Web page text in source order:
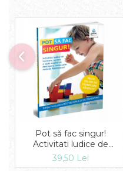
Pot să fac singur!
Activitati ludice de
invatare pentru a ajuta
copilul sa descopere
39,50 Lei